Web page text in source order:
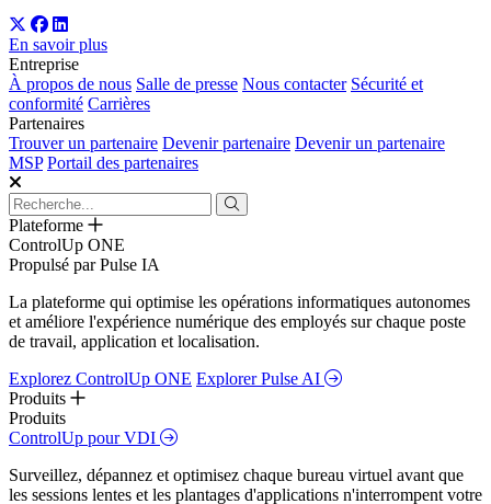
En savoir plus
Entreprise
À propos de nous Salle de presse Nous contacter Sécurité et
conformité Carrières
Partenaires
Trouver un partenaire Devenir partenaire Devenir un partenaire
MSP Portail des partenaires
Plateforme
ControlUp ONE
Propulsé par Pulse IA
La plateforme qui optimise les opérations informatiques autonomes
et améliore l'expérience numérique des employés sur chaque poste
de travail, application et localisation.
Explorez ControlUp ONE Explorer Pulse AI
Produits
Produits
ControlUp pour VDI
Surveillez, dépannez et optimisez chaque bureau virtuel avant que
les sessions lentes et les plantages d'applications n'interrompent votre